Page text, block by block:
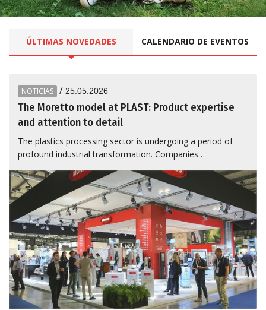
ÚLTIMAS NOVEDADES CALENDARIO DE EVENTOS
NOTICIAS / 25.05.2026
The Moretto model at PLAST: Product expertise
and attention to detail
The plastics processing sector is undergoing a period of
profound industrial transformation. Companies…